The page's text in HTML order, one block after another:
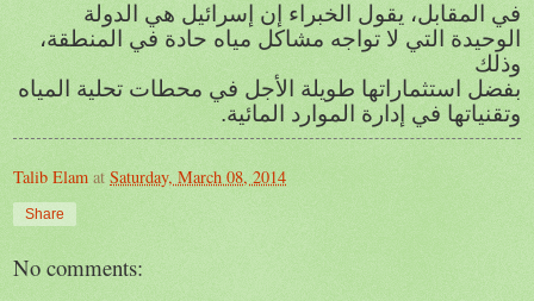
في المقابل، يقول الخبراء إن إسرائيل هي الدولة
الوحيدة التي لا تواجه مشاكل مياه حادة في المنطقة،
وذلك
بفضل استثماراتها طويلة الأجل في محطات تحلية المياه
وتقنياتها في إدارة الموارد المائية.
Talib Elam at Saturday, March 08, 2014
Share
No comments: